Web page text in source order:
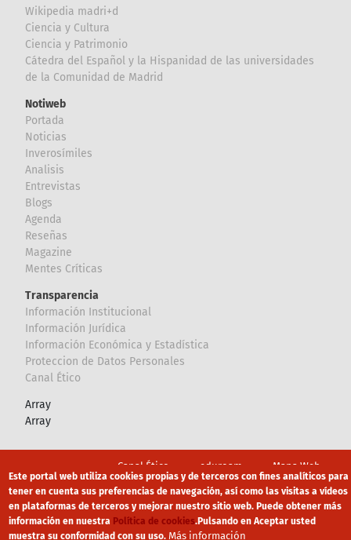
Wikipedia madri+d
Ciencia y Cultura
Ciencia y Patrimonio
Cátedra del Español y la Hispanidad de las universidades
de la Comunidad de Madrid
Notiweb
Portada
Noticias
Inverosímiles
Analisis
Entrevistas
Blogs
Agenda
Reseñas
Magazine
Mentes Críticas
Transparencia
Información Institucional
Información Jurídica
Información Económica y Estadística
Proteccion de Datos Personales
Canal Ético
Array
Array
Canal Ético eduroam Mapa Web
Política privacidad Política de cookies Aviso legal
Este portal web utiliza cookies propias y de terceros con fines analíticos para
tener en cuenta sus preferencias de navegación, así como las visitas a vídeos
en plataformas de terceros y mejorar nuestro sitio web. Puede obtener más
información en nuestra Política de cookies.Pulsando en Aceptar usted
muestra su conformidad con su uso. Más información